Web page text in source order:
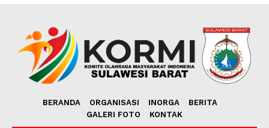
BERANDA ORGANISASI INORGA
BERITA
GALERI FOTO
KONTAK